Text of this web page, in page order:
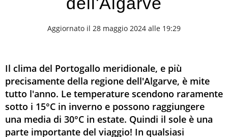
Aggiornato il 28 maggio 2024 alle 19:29
Il clima del Portogallo meridionale, e più
precisamente della regione dell'Algarve, è mite
tutto l'anno. Le temperature scendono raramente
sotto i 15°C in inverno e possono raggiungere
una media di 30°C in estate. Quindi il sole è una
parte importante del viaggio! In qualsiasi